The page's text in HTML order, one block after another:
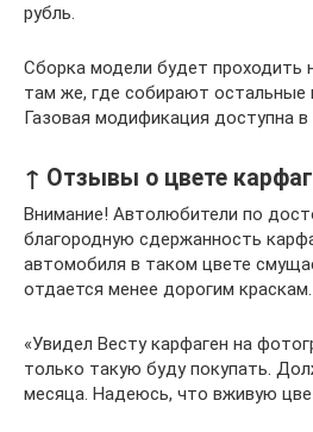
рубль.
Сборка модели будет проходить
там же, где собирают остальные
Газовая модификация доступна
↑ Отзывы о цвете
Внимание! Автолюбители по
благородную сдержанность
автомобиля в таком цвете
отдается менее дорогим краскам.
«Увидел Весту карфаген на
только такую буду покупать.
месяца. Надеюсь, что вживую